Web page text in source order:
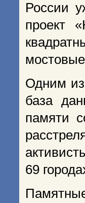
России
проект
Одним из
база
памяти
69